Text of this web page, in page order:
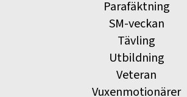
Parafäktning
SM-veckan
Tävling
Utbildning
Veteran
Vuxenmotionärer